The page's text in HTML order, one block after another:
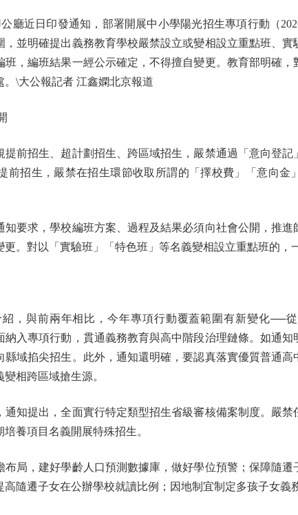
近日印發通知，部署開展中小學陽光招生專項行動（
，並明確提出義務教育學校嚴禁設立或變相設立重點班、
，編班結果一經公示確定，不得擅自變更。教育部明確，
\大公報記者 江鑫嫻北京報道
招生、超計劃招生、跨區域招生，嚴禁通過「意向登記
前招生，嚴禁在招生環節收取所謂的「擇校費」「意向金
求，學校編班方案、過程及結果必須向社會公開，推進
。對以「實驗班」「特色班」等名義變相設立重點班的，
與前兩年相比，今年專項行動覆蓋範圍有新變化──從
入專項行動，貫通義務教育與高中階段治理鏈條。如通知
域掐尖招生。此外，通知還明確，要認真落實優質普通
相跨區域搶生源。
提出，全面實行特定類型招生省級審核備案制度。嚴禁
養項目名義開展特殊招生。
，建好學齡人口預測數據庫，做好學位預警；保障隨遷
隨遷子女在公辦學校就讀比例；因地制宜制定多孩子女義